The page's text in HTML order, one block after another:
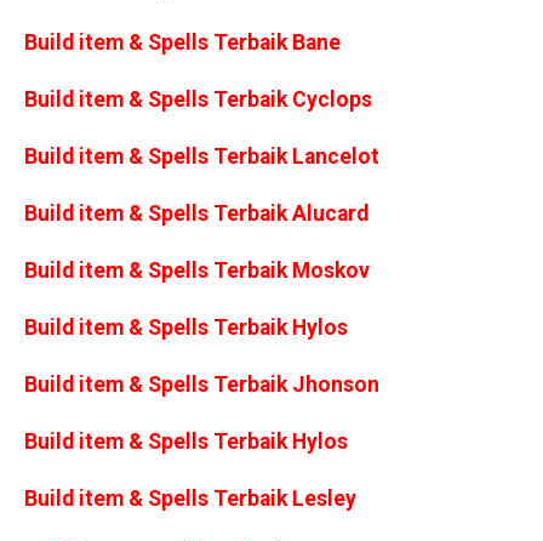
Build item & Spells Terbaik Bane
Build item & Spells Terbaik Cyclops
Build item & Spells Terbaik Lancelot
Build item & Spells Terbaik Alucard
Build item & Spells Terbaik Moskov
Build item & Spells Terbaik Hylos
Build item & Spells Terbaik Jhonson
Build item & Spells Terbaik Hylos
Build item & Spells Terbaik Lesley